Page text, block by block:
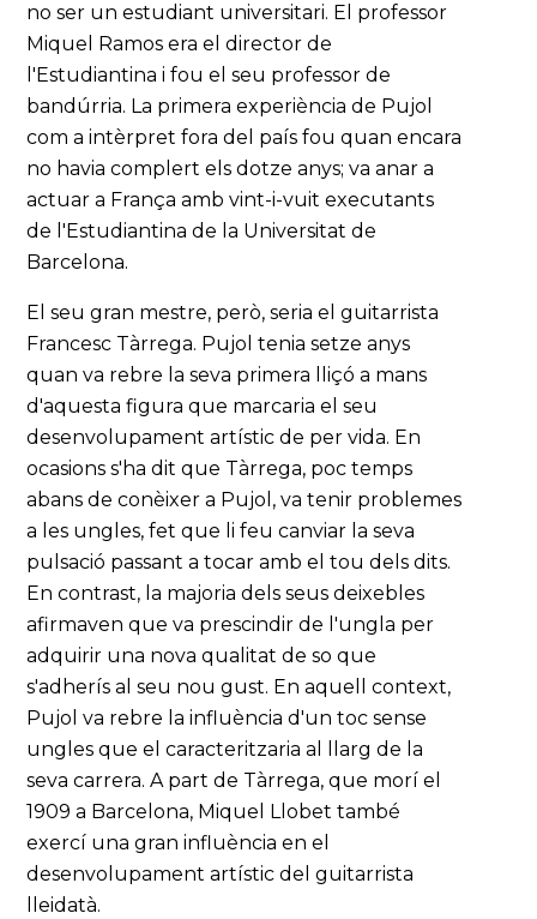
no ser un estudiant universitari. El professor
Miquel Ramos era el director de
l'Estudiantina i fou el seu professor de
bandúrria. La primera experiència de Pujol
com a intèrpret fora del país fou quan encara
no havia complert els dotze anys; va anar a
actuar a França amb vint-i-vuit executants
de l'Estudiantina de la Universitat de
Barcelona.
El seu gran mestre, però, seria el guitarrista
Francesc Tàrrega. Pujol tenia setze anys
quan va rebre la seva primera lliçó a mans
d'aquesta figura que marcaria el seu
desenvolupament artístic de per vida. En
ocasions s'ha dit que Tàrrega, poc temps
abans de conèixer a Pujol, va tenir problemes
a les ungles, fet que li feu canviar la seva
pulsació passant a tocar amb el tou dels dits.
En contrast, la majoria dels seus deixebles
afirmaven que va prescindir de l'ungla per
adquirir una nova qualitat de so que
s'adherís al seu nou gust. En aquell context,
Pujol va rebre la influència d'un toc sense
ungles que el caracteritzaria al llarg de la
seva carrera. A part de Tàrrega, que morí el
1909 a Barcelona, Miquel Llobet també
exercí una gran influència en el
desenvolupament artístic del guitarrista
lleidatà.